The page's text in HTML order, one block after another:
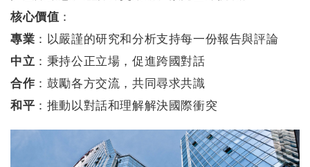
核心價值 ：
專業 ：以嚴謹的研究和分析支持每一份報告與評論
中立 ：秉持公正立場，促進跨國對話
合作 ：鼓勵各方交流，共同尋求共識
和平 ：推動以對話和理解解決國際衝突